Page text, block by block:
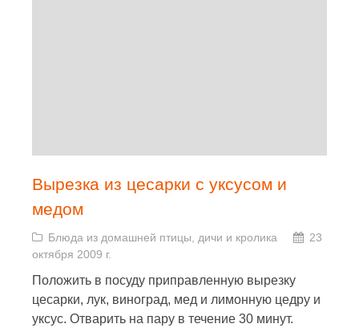
Вырезка из цесарки с уксусом и
медом
Блюда из домашней птицы, дичи и кролика
23
октября 2009 г.
Положить в посуду приправленную вырезку
цесарки, лук, виноград, мед и лимонную цедру и
уксус. Отварить на пару в течение 30 минут.